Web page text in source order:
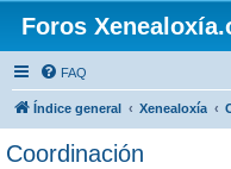
Foros
FAQ
Índice general Xenealoxía
Coordinación